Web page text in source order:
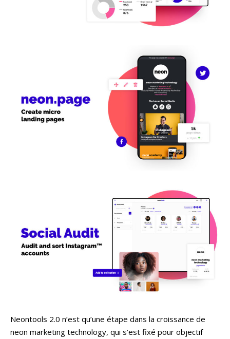
Neontools 2.0 n’est qu’une étape dans la croissance de
neon marketing technology, qui s’est fixé pour objectif